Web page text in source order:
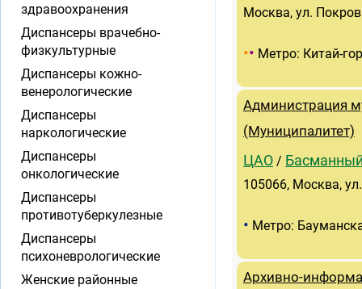
Москва, ул.
•• Метро: Китай-
Администрация
(Муниципалитет)
ЦАО /
105066, Москва,
• Метро:
Архивно-
здравоохранения
Диспансеры врачебно-
физкультурные
Диспансеры кожно-
венерологические
Диспансеры
наркологические
Диспансеры
онкологические
Диспансеры
противотуберкулезные
Диспансеры
психоневрологические
Женские районные